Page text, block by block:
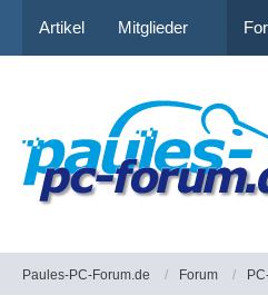
Artikel Mitglieder
Paules-PC-Forum.de Forum